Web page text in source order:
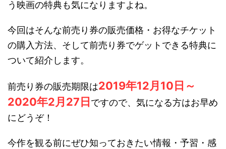
う映画の特典も気になりますよね。
今回はそんな前売り券の販売価格・お得なチケット
の購入方法、そして前売り券でゲットできる特典に
ついて紹介します。
前売り券の販売期限は2019年12月10日～
2020年2月27日 ですので、気になる方はお早め
にどうぞ！
今作を観る前にぜひ知っておきたい情報・予習・感